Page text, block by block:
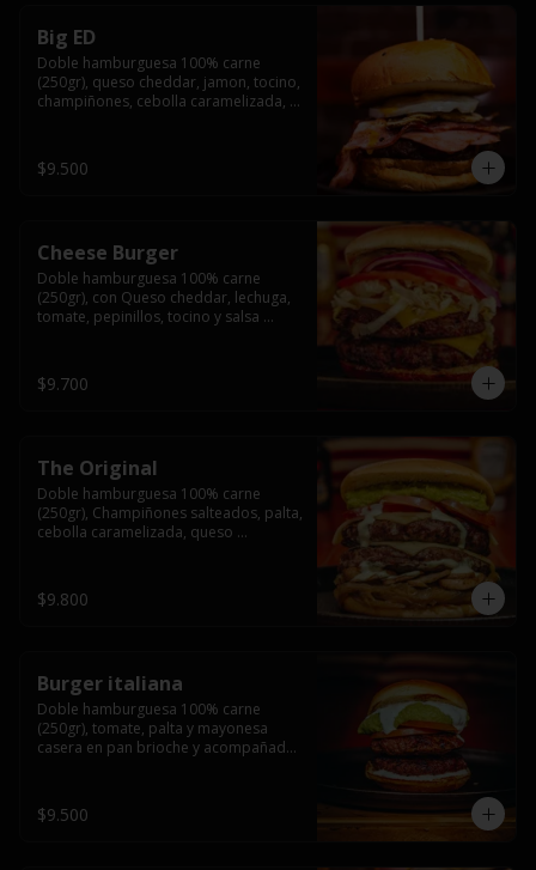
Big ED
Doble hamburguesa 100% carne
(250gr), queso cheddar, jamon, tocino,
champiñones, cebolla caramelizada,
$9.500
Cheese Burger
Doble hamburguesa 100% carne
(250gr), con Queso cheddar, lechuga,
tomate, pepinillos, tocino y salsa
$9.700
The Original
Doble hamburguesa 100% carne
(250gr), Champiñones salteados, palta,
cebolla caramelizada, queso
fritas.
$9.800
Burger italiana
Doble hamburguesa 100% carne
(250gr), tomate, palta y mayonesa
casera en pan brioche y acompañado
$9.500